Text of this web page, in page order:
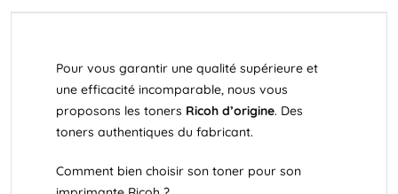
Pour vous garantir une qualité supérieure et
une efficacité incomparable, nous vous
proposons les toners Ricoh d’origine. Des
toners authentiques du fabricant.
Comment bien choisir son toner pour son